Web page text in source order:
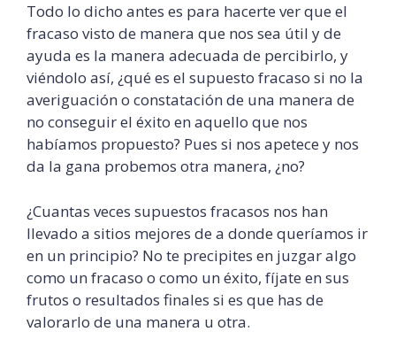
Todo lo dicho antes es para hacerte ver que el
fracaso visto de manera que nos sea útil y de
ayuda es la manera adecuada de percibirlo, y
viéndolo así, ¿qué es el supuesto fracaso si no la
averiguación o constatación de una manera de
no conseguir el éxito en aquello que nos
habíamos propuesto? Pues si nos apetece y nos
da la gana probemos otra manera, ¿no?
¿Cuantas veces supuestos fracasos nos han
llevado a sitios mejores de a donde queríamos ir
en un principio? No te precipites en juzgar algo
como un fracaso o como un éxito, fíjate en sus
frutos o resultados finales si es que has de
valorarlo de una manera u otra.